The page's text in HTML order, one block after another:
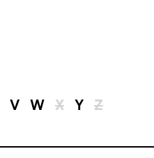
V W X Y Z